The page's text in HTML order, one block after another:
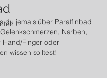
du jemals über Paraffinbad
Narben,
Hand/Finger oder
wissen solltest!